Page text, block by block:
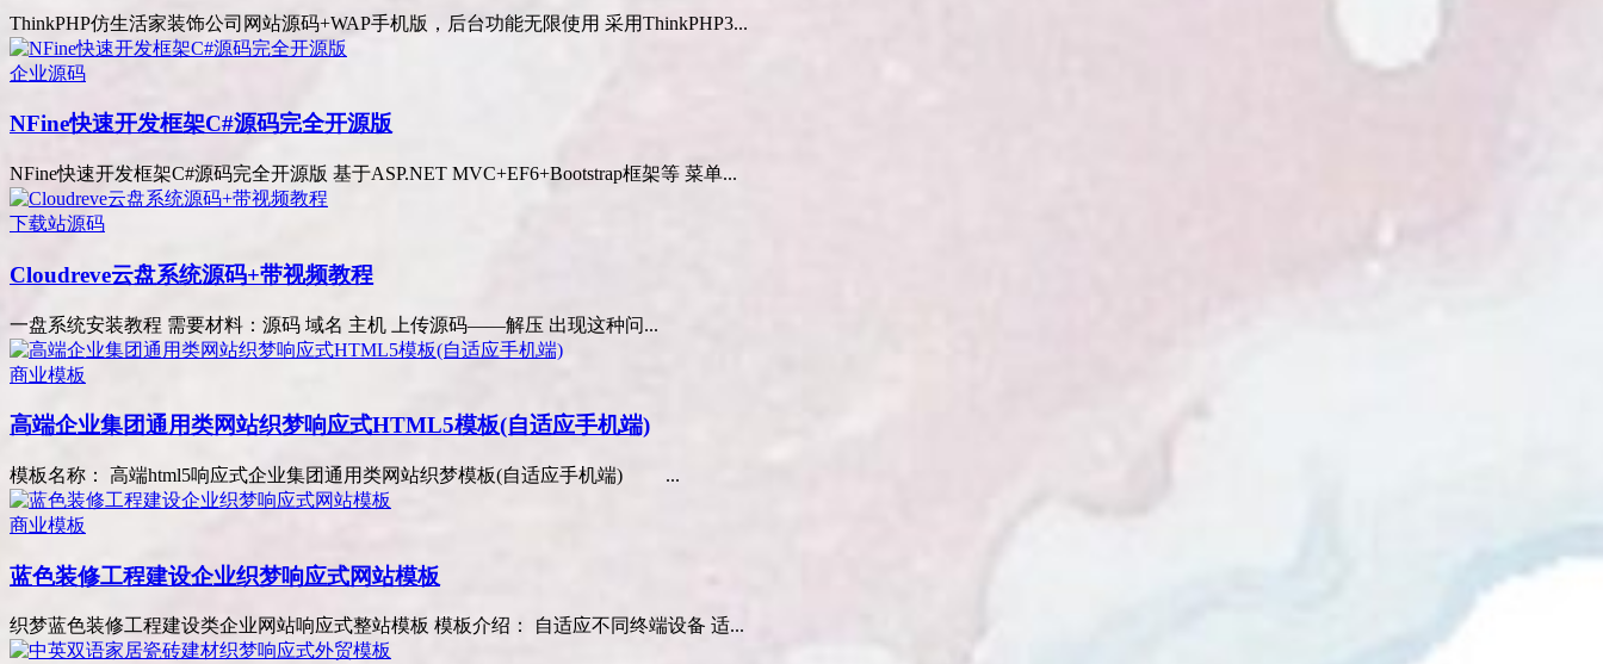
ThinkPHP仿生活家装饰公司网站源码+WAP手机版，后台功能无限使用 采用ThinkPHP3...
企业源码
NFine快速开发框架C#源码完全开源版
NFine快速开发框架C#源码完全开源版 基于ASP.NET MVC+EF6+Bootstrap框架等 菜单...
下载站源码
Cloudreve云盘系统源码+带视频教程
一盘系统安装教程 需要材料：源码 域名 主机 上传源码——解压 出现这种问...
商业模板
高端企业集团通用类网站织梦响应式HTML5模板(自适应手机端)
模板名称： 高端html5响应式企业集团通用类网站织梦模板(自适应手机端) ...
商业模板
蓝色装修工程建设企业织梦响应式网站模板
织梦蓝色装修工程建设类企业网站响应式整站模板 模板介绍： 自适应不同终端设备 适...